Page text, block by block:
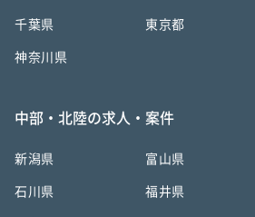
千葉県 東京都
神奈川県
中部・北陸の求人・案件
新潟県 富山県
石川県 福井県